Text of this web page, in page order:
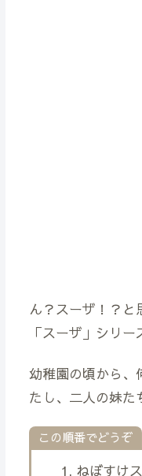
ん？スーザ！？と
「スーザ」シリ
幼稚園の頃から、
たし、二人の妹
この順番でどうぞ
ねぼすけ